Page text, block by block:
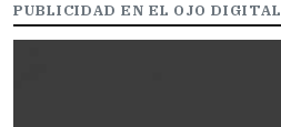
PUBLICIDAD EN EL OJO DIGITAL